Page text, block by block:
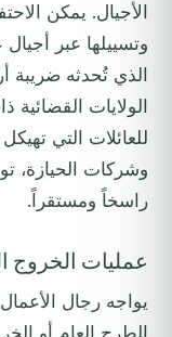
الأجيال. يمكن
وتسييلها عبر أجيال
الذي تُحدثه
الولايات
للعائلات التي
وشركات الحيازة،
راسخاً ومستقراً.
عمليات الخروج
يواجه رجال
الطرح العام أو